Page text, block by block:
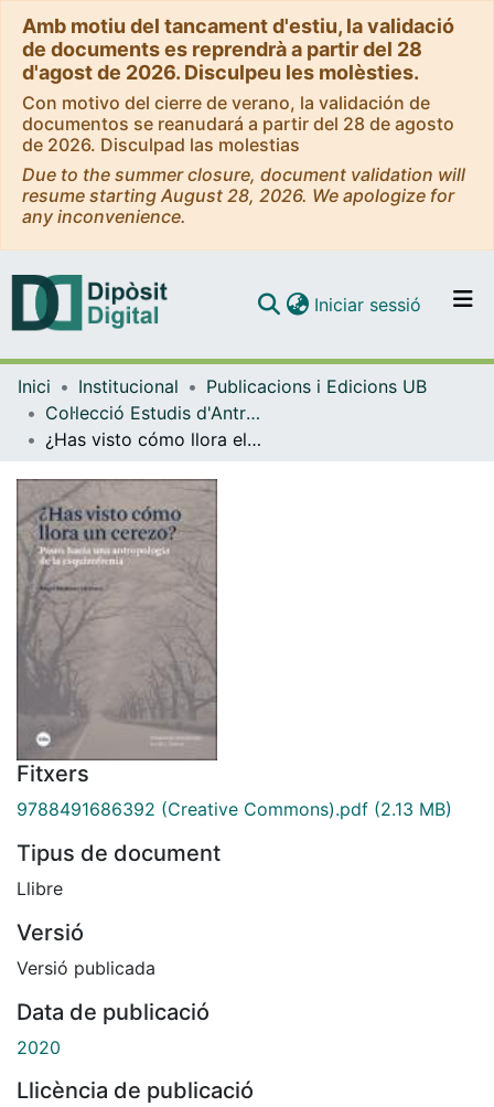
Amb motiu del tancament d'estiu, la validació
de documents es reprendrà a partir del 28
d'agost de 2026. Disculpeu les molèsties.
Con motivo del cierre de verano, la validación de
documentos se reanudará a partir del 28 de agosto
de 2026. Disculpad las molestias
Due to the summer closure, document validation will
resume starting August 28, 2026. We apologize for
any inconvenience.
Navega per tot el DD
Com publicar
Iniciar sessió (current)
Inici Institucional
Publicacions i Edicions UB
Col·lecció Estudis d'Antropologia Social i Cultural - eBooks - (Publicacions i Edicions UB)
¿Has visto cómo llora el cerezo?. Pasos hacia una antropología de la esquizofrenia
Fitxers
9788491686392 (Creative Commons).pdf (2.13 MB)
Tipus de document
Llibre
Versió
Versió publicada
Data de publicació
2020
Llicència de publicació